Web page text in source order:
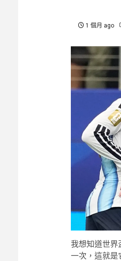
1 個月 ago
我想知道世界
一次，這就是